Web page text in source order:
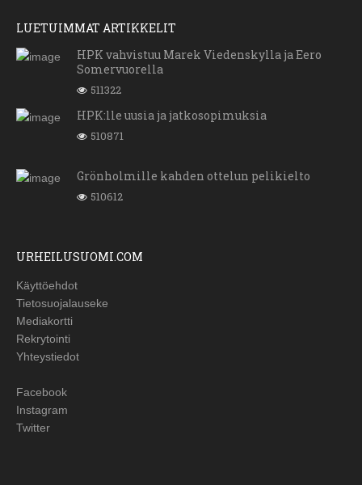
LUETUIMMAT ARTIKKELIT
HPK vahvistuu Marek Viedenskylla ja Eero
Somervuorella
511322
HPK:lle uusia ja jatkosopimuksia
510871
Grönholmille kahden ottelun pelikielto
510612
URHEILUSUOMI.COM
Käyttöehdot
Tietosuojalauseke
Mediakortti
Rekrytointi
Yhteystiedot
Facebook
Instagram
Twitter